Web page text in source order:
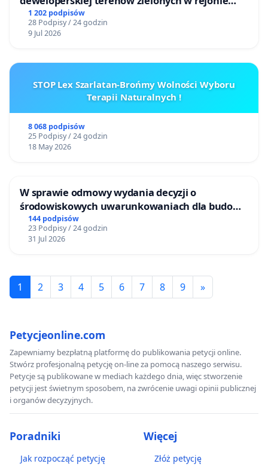
Bulwarów Straceńskich w Bielsku-Białej
1 202 podpisów
28 Podpisy / 24 godzin
9 Jul 2026
STOP Lex Szarlatan-Brońmy Wolności Wyboru
Terapii Naturalnych !
8 068 podpisów
25 Podpisy / 24 godzin
18 May 2026
W sprawie odmowy wydania decyzji o
środowiskowych uwarunkowaniach dla budowy
zakładu wytwarzania biometanu „Krynki” w
Ostrowiu Południowym oraz ochrony
mieszkańców i Puszczy Knyszyńskiej
144 podpisów
23 Podpisy / 24 godzin
31 Jul 2026
1 2 3 4 5 6 7 8 9 »
Petycjeonline.com
Zapewniamy bezpłatną platformę do publikowania petycji online.
Stwórz profesjonalną petycję on-line za pomocą naszego serwisu.
Petycje są publikowane w mediach każdego dnia, więc stworzenie
petycji jest świetnym sposobem, na zwrócenie uwagi opinii publicznej
i organów decyzyjnych.
Poradniki
Jak rozpocząć petycję
Więcej
Złóż petycję